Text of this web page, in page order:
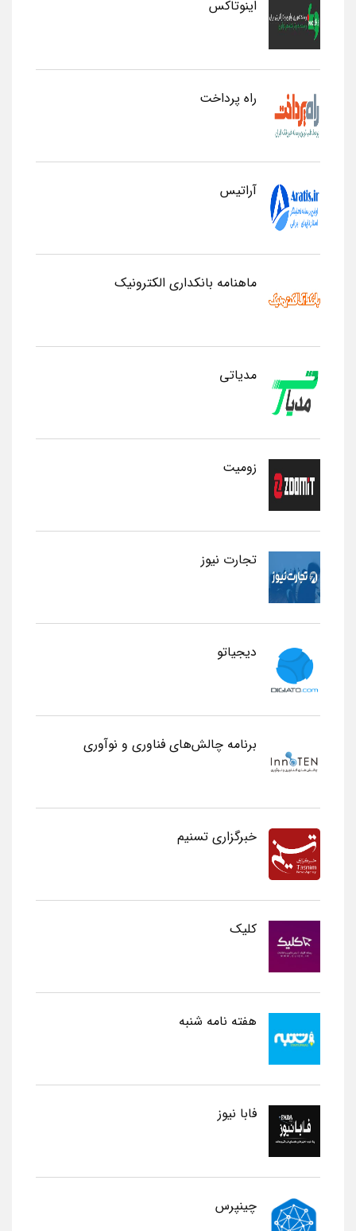
اینوتاکس
راه پرداخت
آراتیس
ماهنامه بانکداری الکترونیک
مدیاتی
زومیت
تجارت نیوز
دیجیاتو
برنامه چالش‌های فناوری و نوآوری
خبرگزاری تسنیم
کلیک
هفته نامه شنبه
فابا نیوز
چینپرس